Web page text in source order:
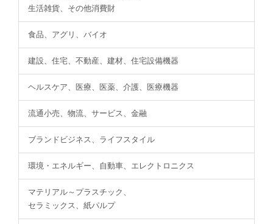
生活雑貨、その他消費財
食品、アグリ、バイオ
建設、住宅、不動産、建材、住宅設備機器
ヘルスケア、医療、医薬、介護、医療機器
流通小売、物流、サービス、金融
ブランドビジネス、ライフスタイル
環境・エネルギー、自動車、エレクトロニクス
マテリアル～プラスチック、
セラミックス、紙パルプ